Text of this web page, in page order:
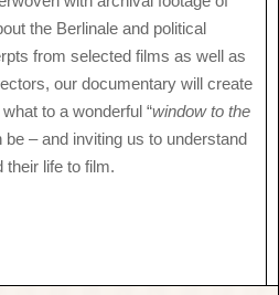
the Berlinale and political
from selected films as well as
our documentary will create
to a wonderful “window to the
be – and inviting us to understand
their life to film.